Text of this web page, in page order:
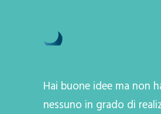
Hai buone idee ma non
nessuno in grado di